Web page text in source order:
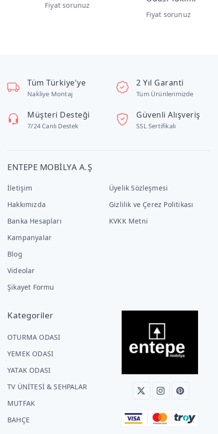
Fiyat sorunuz
Fiyat sorunuz
Tüm Türkiye'ye
Nakliye Montaj
2 Yıl Garanti
Tüm Ürünlerimizde
Müşteri Desteği
7/24 Canlı Destek
Güvenli Alışveriş
SSL Sertifikalı
ENTEPE MOBİLYA A.Ş
İletişim
Hakkımızda
Banka Hesapları
Kampanyalar
Blog
Videolar
Şikayet Formu
Üyelik Sözleşmesi
Gizlilik ve Çerez Politikası
KVKK Metni
Kategoriler
OTURMA ODASI
YEMEK ODASI
YATAK ODASI
TV ÜNİTESİ & SEHPALAR
MUTFAK
BAHÇE